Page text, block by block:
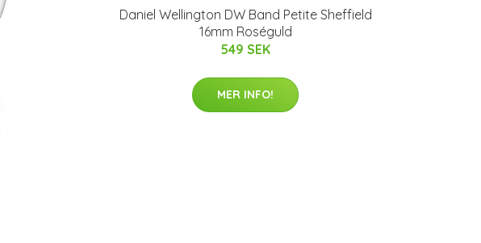
Daniel Wellington DW Band Petite Sheffield
16mm Roséguld
549 SEK
MER INFO!